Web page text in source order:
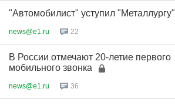
"Автомобилист" уступил "Металлургу"
news@e1.ru 22
В России отмечают 20-летие первого
мобильного звонка
news@e1.ru 36